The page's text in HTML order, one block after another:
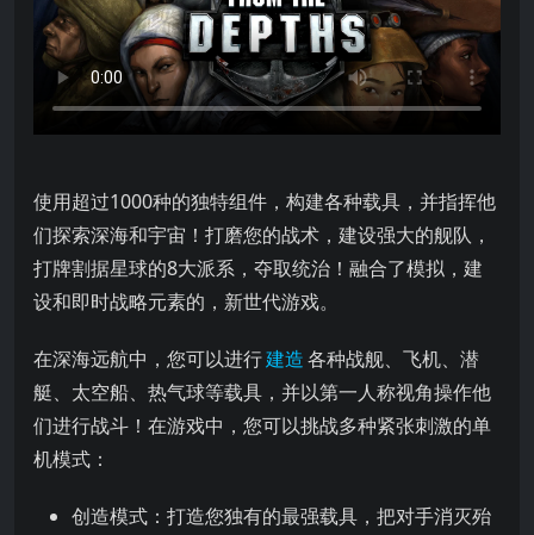
使用超过1000种的独特组件，构建各种载具，并指挥他们
使用超过1000种的独特组件，构建各种载具，并指挥他
们探索深海和宇宙！打磨您的战术，建设强大的舰队，
打牌割据星球的8大派系，夺取统治！融合了模拟，建
设和即时战略元素的，新世代游戏。
在深海远航中，您可以进行建造各种战舰、飞机、潜
艇、太空船、热气球等载具，并以第一人称视角操作他
们进行战斗！在游戏中，您可以挑战多种紧张刺激的单
机模式：
创造模式：打造您独有的最强载具，把对手消灭殆